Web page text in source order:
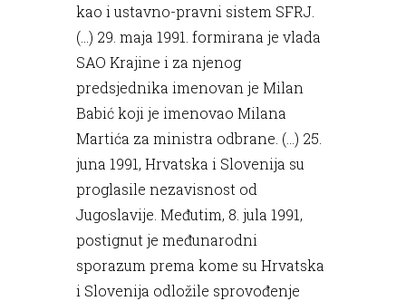
kao i ustavno-pravni sistem SFRJ.
(...) 29. maja 1991. formirana je vlada
SAO Krajine i za njenog
predsjednika imenovan je Milan
Babić koji je imenovao Milana
Martića za ministra odbrane. (...) 25.
juna 1991, Hrvatska i Slovenija su
proglasile nezavisnost od
Jugoslavije. Međutim, 8. jula 1991,
postignut je međunarodni
sporazum prema kome su Hrvatska
i Slovenija odložile sprovođenje